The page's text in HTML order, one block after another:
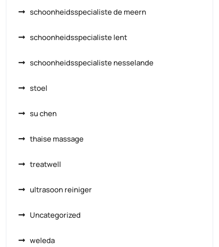
schoonheidsspecialiste de meern
schoonheidsspecialiste lent
schoonheidsspecialiste nesselande
stoel
su chen
thaise massage
treatwell
ultrasoon reiniger
Uncategorized
weleda